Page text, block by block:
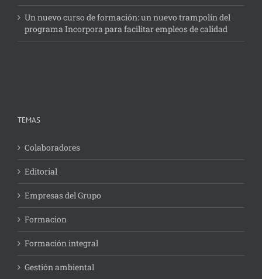
Un nuevo curso de formación: un nuevo trampolín del
programa Incorpora para facilitar empleos de calidad
TEMAS
Colaboradores
Editorial
Empresas del Grupo
Formacion
Formación integral
Gestión ambiental